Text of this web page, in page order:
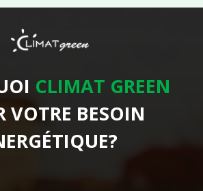
CLIMAT GREEN
VOTRE BESOIN